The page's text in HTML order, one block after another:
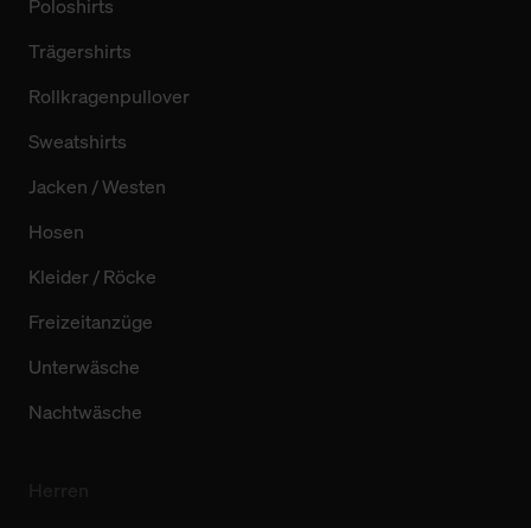
Poloshirts
Trägershirts
Rollkragenpullover
Sweatshirts
Jacken / Westen
Hosen
Kleider / Röcke
Freizeitanzüge
Unterwäsche
Nachtwäsche